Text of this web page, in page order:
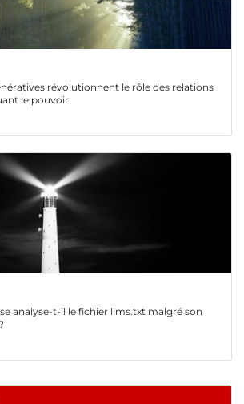
révolutionnent le rôle des relations
le pouvoir
analyse-t-il le fichier llms.txt malgré son